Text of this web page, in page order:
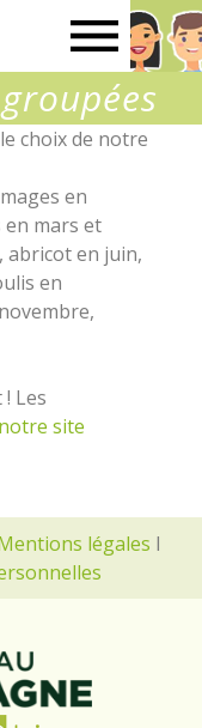
choix de notre
en
mars et
abricot en juin,
en
Les
site
légales I